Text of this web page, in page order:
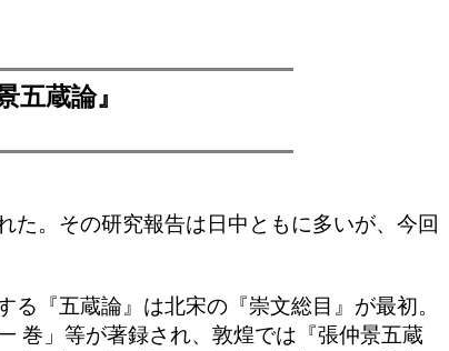
五蔵論』
。その研究報告は日中ともに多いが、今回
『五蔵論』は北宋の『崇文総目』が最初。
巻」等が著録され、敦煌では『張仲景五蔵